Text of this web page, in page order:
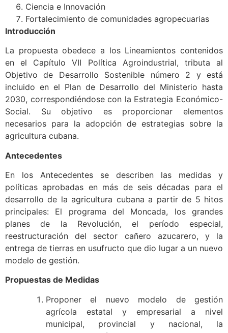
Ciencia e Innovación
Fortalecimiento de comunidades agropecuarias
Introducción
La propuesta obedece a los Lineamientos contenidos
en el Capítulo VII Política Agroindustrial, tributa al
Objetivo de Desarrollo Sostenible número 2 y está
incluido en el Plan de Desarrollo del Ministerio hasta
2030, correspondiéndose con la Estrategia Económico-
Social. Su objetivo es proporcionar elementos
necesarios para la adopción de estrategias sobre la
agricultura cubana.
Antecedentes
En los Antecedentes se describen las medidas y
políticas aprobadas en más de seis décadas para el
desarrollo de la agricultura cubana a partir de 5 hitos
principales: El programa del Moncada, los grandes
planes de la Revolución, el período especial,
reestructuración del sector cañero azucarero, y la
entrega de tierras en usufructo que dio lugar a un nuevo
modelo de gestión.
Propuestas de Medidas
Proponer el nuevo modelo de gestión
agrícola estatal y empresarial a nivel
municipal, provincial y nacional, la